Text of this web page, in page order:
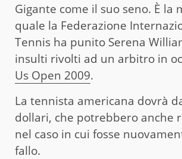
Gigante come il suo seno. È la
quale la Federazione
Tennis ha punito Serena
insulti rivolti ad un arbitro in
Us Open 2009.
La tennista americana dovrà
dollari, che potrebbero anche
nel caso in cui fosse
fallo.